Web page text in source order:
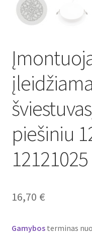
Gamybos terminai ir
Kontaktai
Krepšelis
Parduotuvė
Paskyra
Plastikai
Plastiko rūšys
piešiniu
12121025
16,70 €
Gamybosterminas nuo